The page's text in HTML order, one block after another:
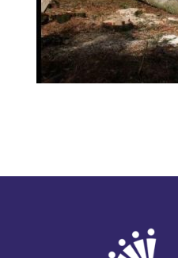
- Agir ensemble pour